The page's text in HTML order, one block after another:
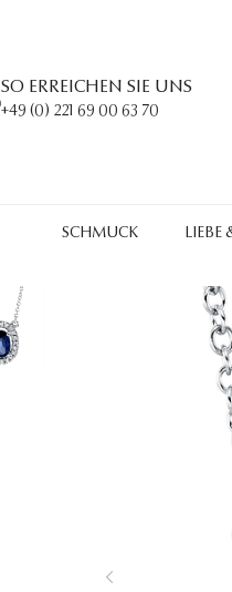
SO ERREICHEN SIE UNS
+49 (0) 221 69 00 63 70
SCHMUCK LIEBE